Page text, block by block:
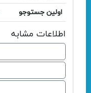
اولین جستوجو
اطلاعات مشابه